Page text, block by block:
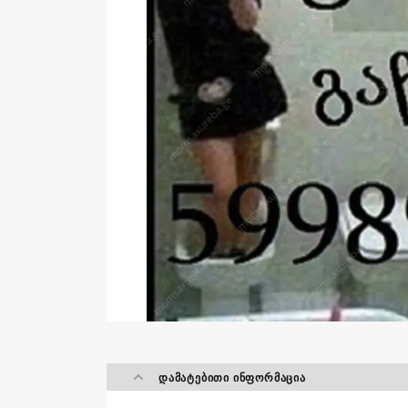
ᲓᲐᲛᲐᲢᲔᲑᲘᲗᲘ ᲘᲜᲤᲝᲠᲛᲐᲪᲘᲐ